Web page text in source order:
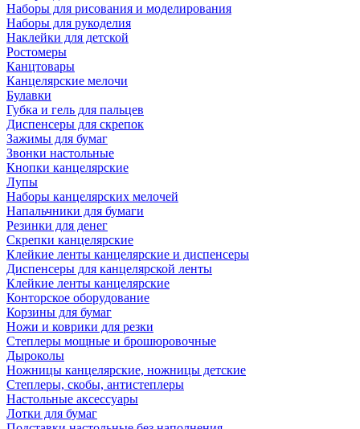
Наборы для рисования и моделирования
Наборы для рукоделия
Наклейки для детской
Ростомеры
Канцтовары
Канцелярские мелочи
Булавки
Губка и гель для пальцев
Диспенсеры для скрепок
Зажимы для бумаг
Звонки настольные
Кнопки канцелярские
Лупы
Наборы канцелярских мелочей
Напальчники для бумаги
Резинки для денег
Скрепки канцелярские
Клейкие ленты канцелярские и диспенсеры
Диспенсеры для канцелярской ленты
Клейкие ленты канцелярские
Конторское оборудование
Корзины для бумаг
Ножи и коврики для резки
Степлеры мощные и брошюровочные
Дыроколы
Ножницы канцелярские, ножницы детские
Степлеры, скобы, антистеплеры
Настольные аксессуары
Лотки для бумаг